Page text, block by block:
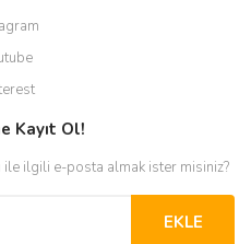
Kayıt Ol!
ile ilgili e-posta almak ister misiniz?
EKLE